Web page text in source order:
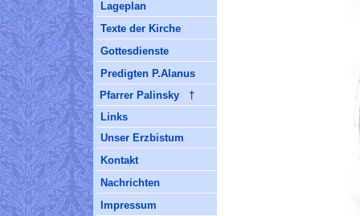
Lageplan
Texte der Kirche
Gottesdienste
Predigten P.Alanus
Pfarrer Palinsky †
Links
Unser Erzbistum
Kontakt
Nachrichten
Impressum